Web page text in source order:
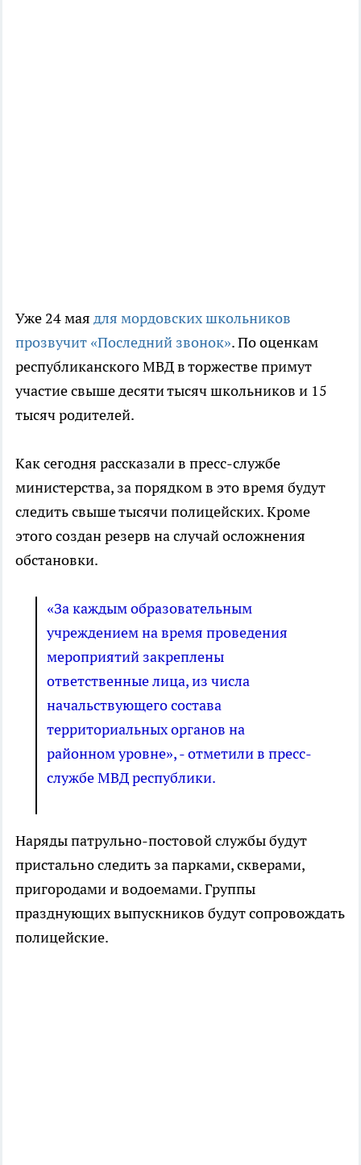
Уже 24 мая для мордовских школьников
прозвучит «Последний звонок». По оценкам
республиканского МВД в торжестве примут
участие свыше десяти тысяч школьников и 15
тысяч родителей.
Как сегодня рассказали в пресс-службе
министерства, за порядком в это время будут
следить свыше тысячи полицейских. Кроме
этого создан резерв на случай осложнения
обстановки.
«За каждым образовательным
учреждением на время проведения
мероприятий закреплены
ответственные лица, из числа
начальствующего состава
территориальных органов на
районном уровне», - отметили в пресс-
службе МВД республики.
Наряды патрульно-постовой службы будут
пристально следить за парками, скверами,
пригородами и водоемами. Группы
празднующих выпускников будут сопровождать
полицейские.